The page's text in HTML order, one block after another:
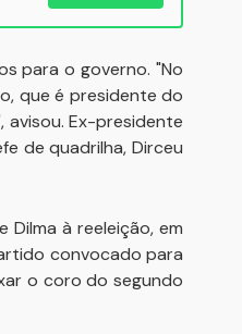
para o governo. "No
que é presidente do
avisou. Ex-presidente
de quadrilha, Dirceu
à reeleição, em
convocado para
o coro do segundo